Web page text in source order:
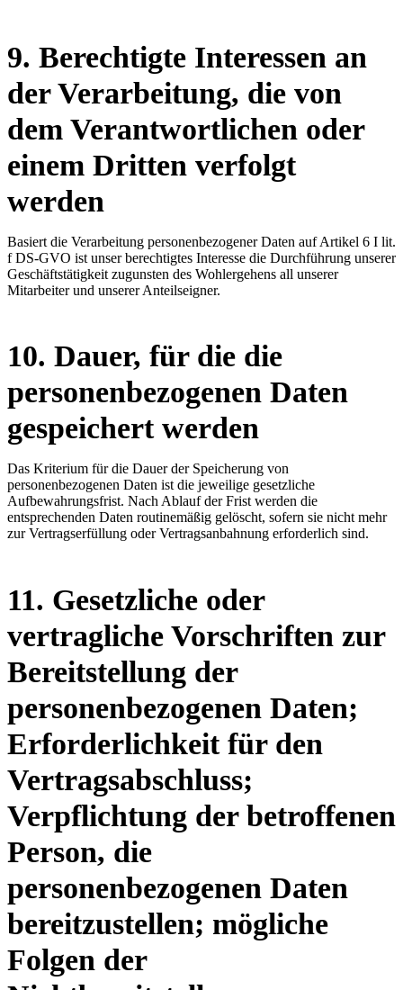
9. Berechtigte Interessen an
der Verarbeitung, die von
dem Verantwortlichen oder
einem Dritten verfolgt
werden
Basiert die Verarbeitung personenbezogener Daten auf Artikel 6 I lit.
f DS-GVO ist unser berechtigtes Interesse die Durchführung unserer
Geschäftstätigkeit zugunsten des Wohlergehens all unserer
Mitarbeiter und unserer Anteilseigner.
10. Dauer, für die die
personenbezogenen Daten
gespeichert werden
Das Kriterium für die Dauer der Speicherung von
personenbezogenen Daten ist die jeweilige gesetzliche
Aufbewahrungsfrist. Nach Ablauf der Frist werden die
entsprechenden Daten routinemäßig gelöscht, sofern sie nicht mehr
zur Vertragserfüllung oder Vertragsanbahnung erforderlich sind.
11. Gesetzliche oder
vertragliche Vorschriften zur
Bereitstellung der
personenbezogenen Daten;
Erforderlichkeit für den
Vertragsabschluss;
Verpflichtung der betroffenen
Person, die
personenbezogenen Daten
bereitzustellen; mögliche
Folgen der